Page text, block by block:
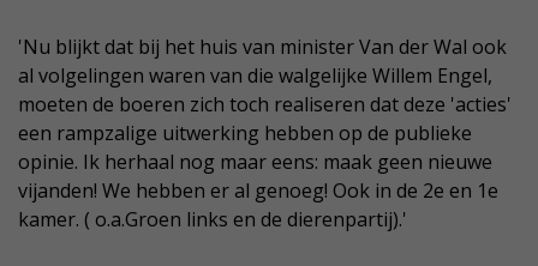
'Nu blijkt dat bij het huis van minister Van der Wal ook
al volgelingen waren van die walgelijke Willem Engel,
moeten de boeren zich toch realiseren dat deze 'acties'
een rampzalige uitwerking hebben op de publieke
opinie. Ik herhaal nog maar eens: maak geen nieuwe
vijanden! We hebben er al genoeg! Ook in de 2e en 1e
kamer. ( o.a.Groen links en de dierenpartij).'